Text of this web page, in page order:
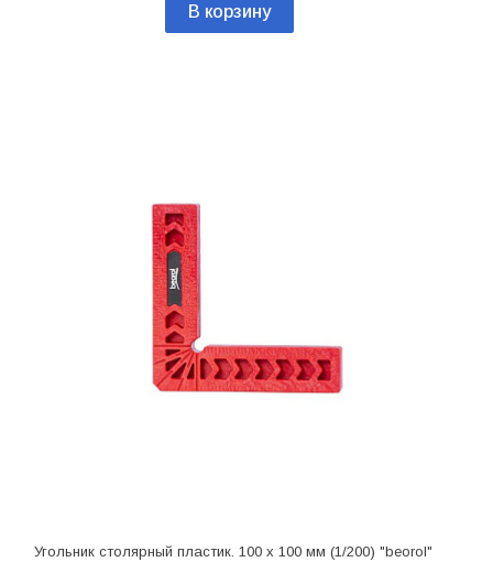
В корзину
Угольник столярный пластик. 100 х 100 мм (1/200) "beorol"